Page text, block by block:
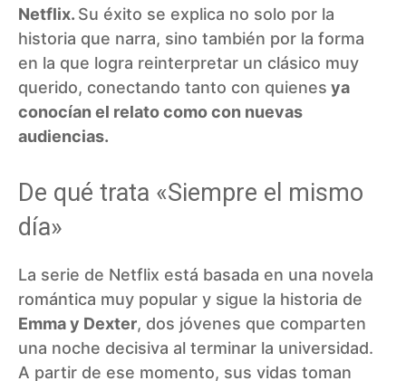
Netflix. Su éxito se explica no solo por la
historia que narra, sino también por la forma
en la que logra reinterpretar un clásico muy
querido, conectando tanto con quienes ya
conocían el relato como con nuevas
audiencias.
De qué trata «Siempre el mismo
día»
La serie de Netflix está basada en una novela
romántica muy popular y sigue la historia de
Emma y Dexter, dos jóvenes que comparten
una noche decisiva al terminar la universidad.
A partir de ese momento, sus vidas toman